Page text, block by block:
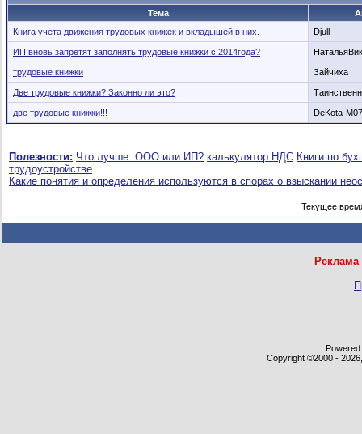
Тема
Книга учета движения трудовых книжек и вкладышей в них.
Djull
ИП вновь запретят заполнять трудовые книжки с 2014года?
трудовые книжки Зайчиха
Две трудовые книжки? Законно ли это?
две трудовые книжки!!! DeKota-M07
Полезности: Что лучше: ООО или ИП? калькулятор НДС Книги по
трудоустройстве
Какие понятия и определения используются в спорах о взыскании
Текущее
Copyright ©2000 -